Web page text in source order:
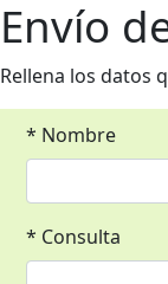
Envío
Rellena los datos
* Nombre
* Consulta